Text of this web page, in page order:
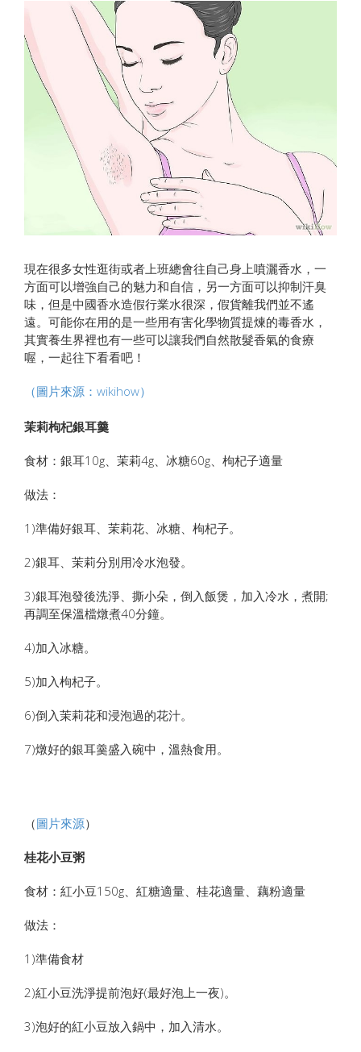
現在很多女性逛街或者上班總會往自己身上噴灑香水，一
方面可以增強自己的魅力和自信，另一方面可以抑制汗臭
味，但是中國香水造假行業水很深，假貨離我們並不遙
遠。可能你在用的是一些用有害化學物質提煉的毒香水，
其實養生界裡也有一些可以讓我們自然散髮香氣的食療
喔，一起往下看看吧！
（圖片來源：wikihow）
茉莉枸杞銀耳羹
食材：銀耳10g、茉莉4g、冰糖60g、枸杞子適量
做法：
1)準備好銀耳、茉莉花、冰糖、枸杞子。
2)銀耳、茉莉分別用冷水泡發。
3)銀耳泡發後洗淨、撕小朵，倒入飯煲，加入冷水，煮開;
再調至保溫檔燉煮40分鐘。
4)加入冰糖。
5)加入枸杞子。
6)倒入茉莉花和浸泡過的花汁。
7)燉好的銀耳羹盛入碗中，溫熱食用。
（圖片來源）
桂花小豆粥
食材：紅小豆150g、紅糖適量、桂花適量、藕粉適量
做法：
1)準備食材
2)紅小豆洗淨提前泡好(最好泡上一夜)。
3)泡好的紅小豆放入鍋中，加入清水。